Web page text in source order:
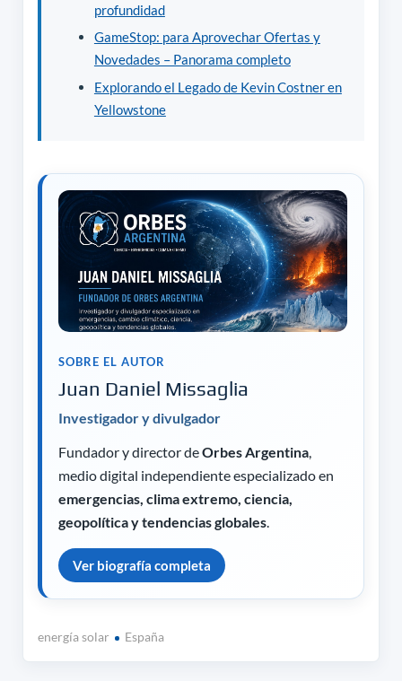
profundidad
GameStop: para Aprovechar Ofertas y
Novedades – Panorama completo
Explorando el Legado de Kevin Costner en
Yellowstone
SOBRE EL AUTOR
Juan Daniel Missaglia
Investigador y divulgador
Fundador y director deOrbes Argentina,
medio digital independiente especializado en
emergencias, clima extremo, ciencia,
geopolítica y tendencias globales.
Ver biografía completa
energía solar España